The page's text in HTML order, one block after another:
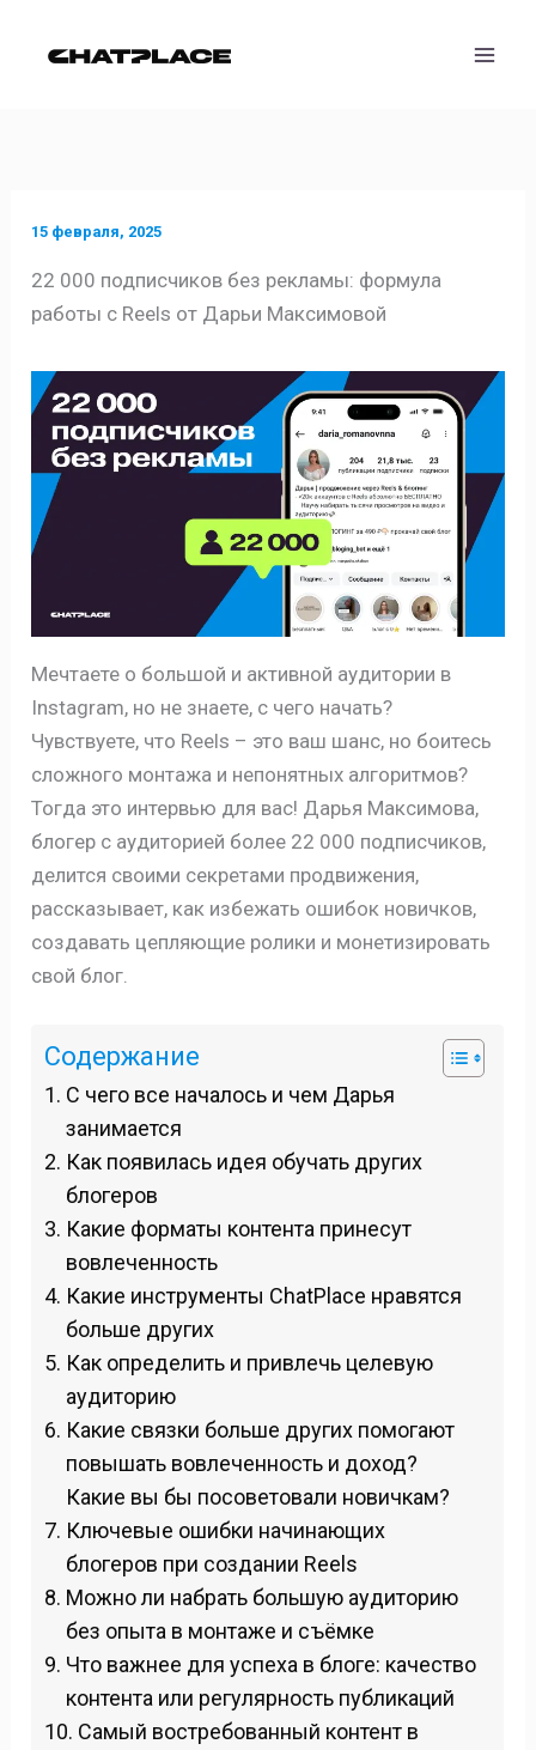
15 февраля, 2025
22 000 подписчиков без рекламы: формула
работы с Reels от Дарьи Максимовой
Мечтаете о большой и активной аудитории в
Instagram, но не знаете, с чего начать?
Чувствуете, что Reels – это ваш шанс, но боитесь
сложного монтажа и непонятных алгоритмов?
Тогда это интервью для вас! Дарья Максимова,
блогер с аудиторией более 22 000 подписчиков,
делится своими секретами продвижения,
рассказывает, как избежать ошибок новичков,
создавать цепляющие ролики и монетизировать
свой блог.
Содержание
С чего все началось и чем Дарья
занимается
Как появилась идея обучать других
блогеров
Какие форматы контента принесут
вовлеченность
Какие инструменты ChatPlace нравятся
больше других
Как определить и привлечь целевую
аудиторию
Какие связки больше других помогают
повышать вовлеченность и доход?
Какие вы бы посоветовали новичкам?
Ключевые ошибки начинающих
блогеров при создании Reels
Можно ли набрать большую аудиторию
без опыта в монтаже и съёмке
Что важнее для успеха в блоге: качество
контента или регулярность публикаций
Самый востребованный контент в